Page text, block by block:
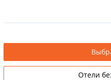
Отели